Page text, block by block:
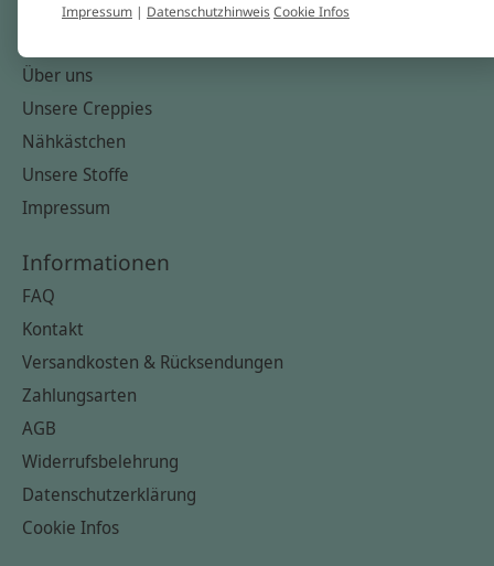
Über uns
Unsere Creppies
Nähkästchen
Unsere Stoffe
Impressum
Informationen
FAQ
Kontakt
Versandkosten & Rücksendungen
Zahlungsarten
AGB
Widerrufsbelehrung
Datenschutzerklärung
Cookie Infos
Impressum | DatenschutzhinweisCookie Infos